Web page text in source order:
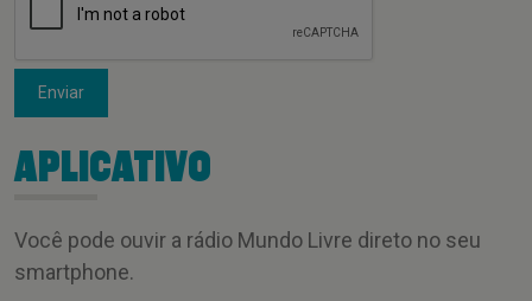
Enviar
APLICATIVO
Você pode ouvir a rádio Mundo Livre direto no seu
smartphone.